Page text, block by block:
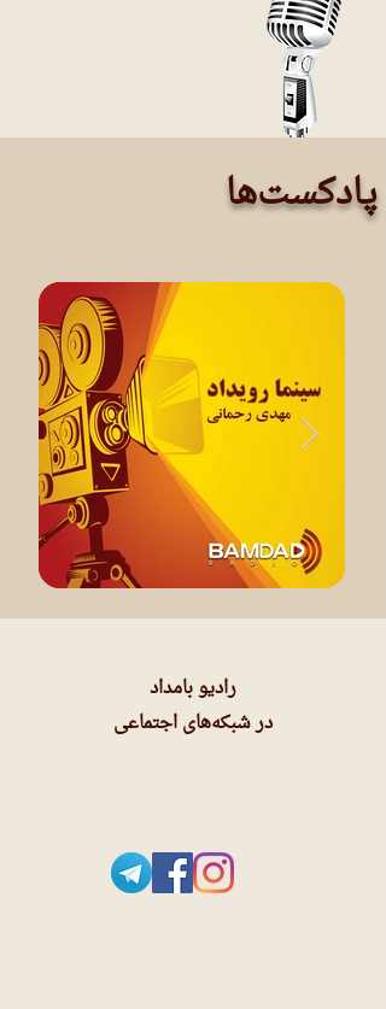
پادکست‌ها
رادیو بامداد
در شبکه‌های اجتماعی